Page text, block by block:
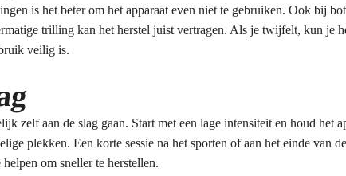
is het beter om het apparaat even niet te gebruiken. Ook bij
trilling kan het herstel juist vertragen. Als je twijfelt, kun je
veilig is.
zelf aan de slag gaan. Start met een lage intensiteit en houd
plekken. Een korte sessie na het sporten of aan het einde van
om sneller te herstellen.